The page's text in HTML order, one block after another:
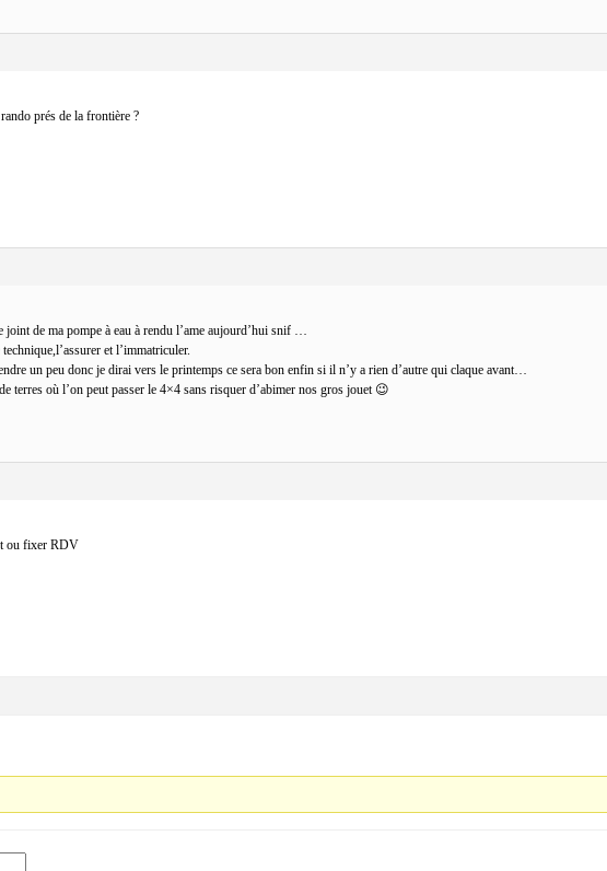
prés de la frontière ?
joint de ma pompe à eau à rendu l’ame aujourd’hui snif …
et l’immatriculer.
un peu donc je dirai vers le printemps ce sera bon enfin si il n’y a rien d’autre qui claque avant…
terres où l’on peut passer le 4×4 sans risquer d’abimer nos gros jouet 😉
ou fixer RDV